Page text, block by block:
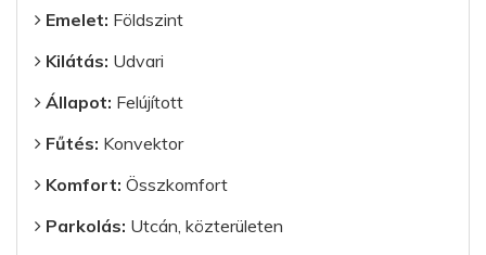
Emelet: Földszint
Kilátás: Udvari
Állapot: Felújított
Fűtés: Konvektor
Komfort: Összkomfort
Parkolás: Utcán, közterületen